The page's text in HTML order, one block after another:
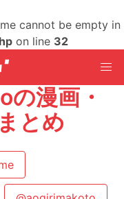
cannot be empty in
on line 32
漫画・
とめ